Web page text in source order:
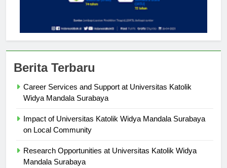
Berita Terbaru
Career Services and Support at Universitas Katolik
Impact of Universitas Katolik Widya Mandala Surabaya
Research Opportunities at Universitas Katolik Widya